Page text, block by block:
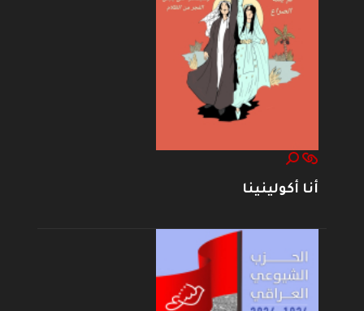
أنا أكولينينا